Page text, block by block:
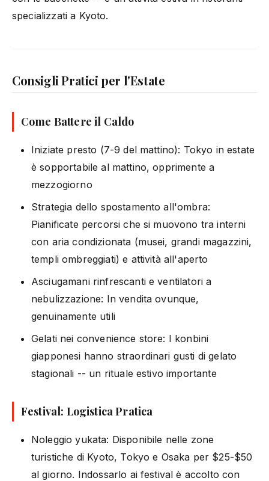
specializzati a Kyoto.
Consigli Pratici per l'Estate
Come Battere il Caldo
Iniziate presto (7-9 del mattino): Tokyo in estate
è sopportabile al mattino, opprimente a
mezzogiorno
Strategia dello spostamento all'ombra:
Pianificate percorsi che si muovono tra interni
con aria condizionata (musei, grandi magazzini,
templi ombreggiati) e attività all'aperto
Asciugamani rinfrescanti e ventilatori a
nebulizzazione: In vendita ovunque,
genuinamente utili
Gelati nei convenience store: I konbini
giapponesi hanno straordinari gusti di gelato
stagionali -- un rituale estivo importante
Festival: Logistica Pratica
Noleggio yukata: Disponibile nelle zone
turistiche di Kyoto, Tokyo e Osaka per $25-$50
al giorno. Indossarlo ai festival è accolto con